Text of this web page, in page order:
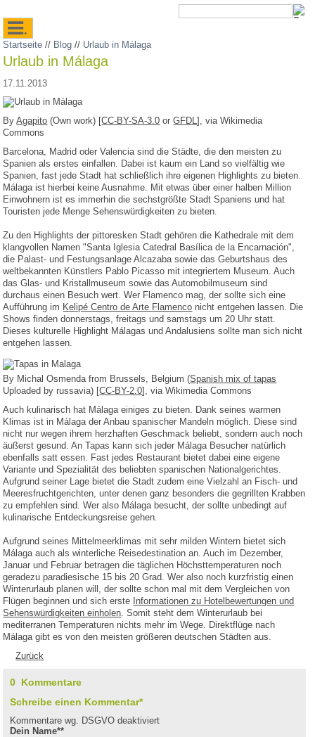
.
Startseite // Blog // Urlaub in Málaga
Urlaub in Málaga
17.11.2013
ByAgapito (Own work) [CC-BY-SA-3.0 orGFDL], via Wikimedia
Commons
Barcelona, Madrid oder Valencia sind die Städte, die den meisten zu
Spanien als erstes einfallen. Dabei ist kaum ein Land so vielfältig wie
Spanien, fast jede Stadt hat schließlich ihre eigenen Highlights zu bieten.
Málaga ist hierbei keine Ausnahme. Mit etwas über einer halben Million
Einwohnern ist es immerhin die sechstgrößte Stadt Spaniens und hat
Touristen jede Menge Sehenswürdigkeiten zu bieten.
Zu den Highlights der pittoresken Stadt gehören die Kathedrale mit dem
klangvollen Namen "Santa Iglesia Catedral Basílica de la Encarnación",
die Palast- und Festungsanlage Alcazaba sowie das Geburtshaus des
weltbekannten Künstlers Pablo Picasso mit integriertem Museum. Auch
das Glas- und Kristallmuseum sowie das Automobilmuseum sind
durchaus einen Besuch wert. Wer Flamenco mag, der sollte sich eine
Aufführung im Kelipé Centro de Arte Flamenco nicht entgehen lassen. Die
Shows finden donnerstags, freitags und samstags um 20 Uhr statt.
Dieses kulturelle Highlight Málagas und Andalusiens sollte man sich nicht
entgehen lassen.
By Michal Osmenda from Brussels, Belgium (Spanish mix of tapas
Uploaded by russavia) [CC-BY-2.0], via Wikimedia Commons
Auch kulinarisch hat Málaga einiges zu bieten. Dank seines warmen
Klimas ist in Málaga der Anbau spanischer Mandeln möglich. Diese sind
nicht nur wegen ihrem herzhaften Geschmack beliebt, sondern auch noch
äußerst gesund. An Tapas kann sich jeder Málaga Besucher natürlich
ebenfalls satt essen. Fast jedes Restaurant bietet dabei eine eigene
Variante und Spezialität des beliebten spanischen Nationalgerichtes.
Aufgrund seiner Lage bietet die Stadt zudem eine Vielzahl an Fisch- und
Meeresfruchtgerichten, unter denen ganz besonders die gegrillten Krabben
zu empfehlen sind. Wer also Málaga besucht, der sollte unbedingt auf
kulinarische Entdeckungsreise gehen.
Aufgrund seines Mittelmeerklimas mit sehr milden Wintern bietet sich
Málaga auch als winterliche Reisedestination an. Auch im Dezember,
Januar und Februar betragen die täglichen Höchsttemperaturen noch
geradezu paradiesische 15 bis 20 Grad. Wer also noch kurzfristig einen
Winterurlaub planen will, der sollte schon mal mit dem Vergleichen von
Flügen beginnen und sich erste Informationen zu Hotelbewertungen und
Sehenswürdigkeiten einholen. Somit steht dem Winterurlaub bei
mediterranen Temperaturen nichts mehr im Wege. Direktflüge nach
Málaga gibt es von den meisten größeren deutschen Städten aus.
Zurück
0 Kommentare
Schreibe einen Kommentar*
Kommentare wg. DSGVO deaktiviert
Dein Name**